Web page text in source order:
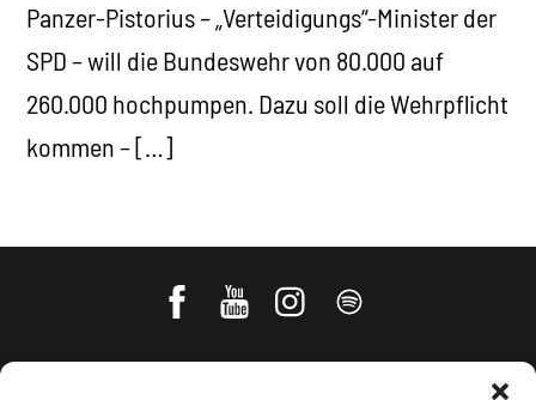
Panzer-Pistorius – „Verteidigungs“-Minister der
SPD – will die Bundeswehr von 80.000 auf
260.000 hochpumpen. Dazu soll die Wehrpflicht
kommen – […]